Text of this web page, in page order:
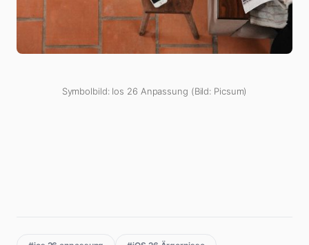
Symbolbild: Ios 26 Anpassung (Bild: Picsum)